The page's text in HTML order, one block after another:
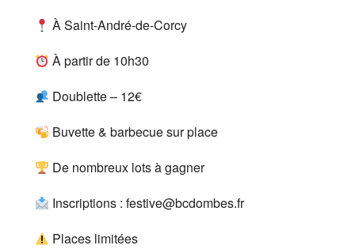
À Saint-André-de-Corcy
À partir de 10h30
Doublette – 12€
Buvette & barbecue sur place
De nombreux lots à gagner
Inscriptions : festive@bcdombes.fr
Places limitées